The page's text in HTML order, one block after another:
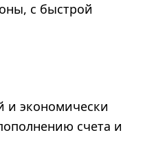
с быстрой
и экономически
счета и